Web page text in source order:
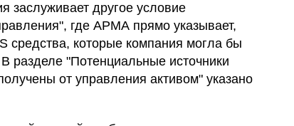
заслуживает другое условие
где АРМА прямо указывает,
средства, которые компания могла бы
разделе "Потенциальные источники
от управления активом" указано